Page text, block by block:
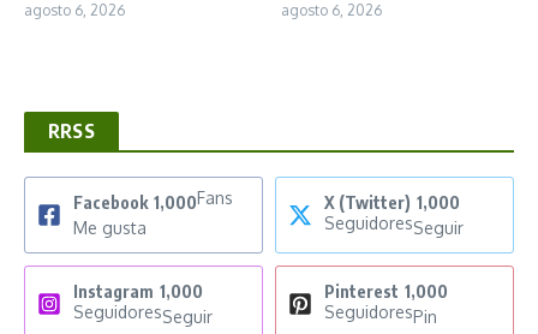
agosto 6, 2026 agosto 6, 2026
RRSS
Facebook 1,000Fans
Me gusta
X (Twitter) 1,000
SeguidoresSeguir
Instagram 1,000
SeguidoresSeguir
Pinterest 1,000
SeguidoresPin